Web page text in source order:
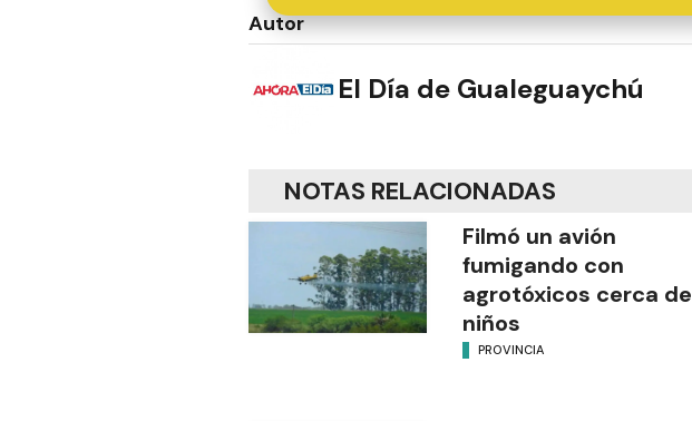
Autor
El Día de Gualeguaychú
NOTAS RELACIONADAS
Filmó un avión
fumigando con
agrotóxicos cerca de
niños
PROVINCIA